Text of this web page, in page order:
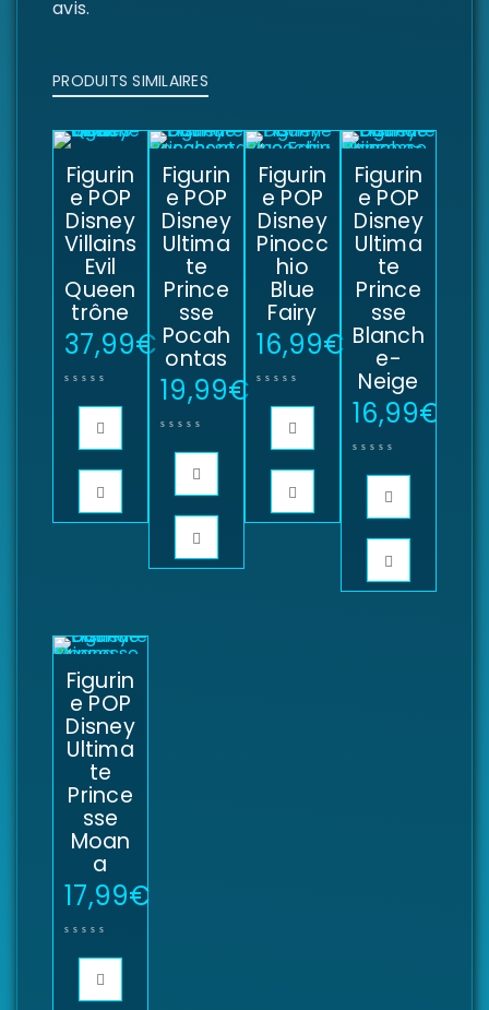
avis.
PRODUITS SIMILAIRES
Figurin
e POP
Disney
Villains
Evil
Queen
trône
37,99€
Figurin
e POP
Disney
Ultima
te
Prince
sse
Pocah
ontas
19,99€
Figurin
e POP
Disney
Pinocc
hio
Blue
Fairy
16,99€
Figurin
e POP
Disney
Ultima
te
Prince
sse
Blanch
e-
Neige
16,99€
Figurin
e POP
Disney
Ultima
te
Prince
sse
Moan
a
17,99€